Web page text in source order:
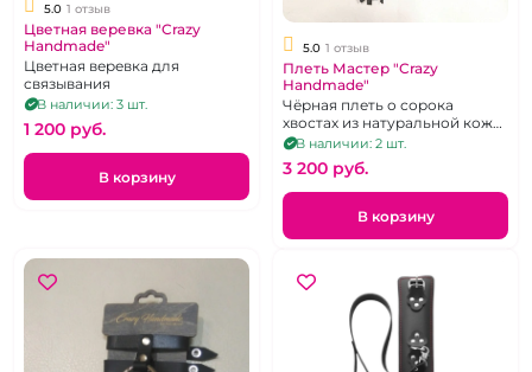
5.0 1 отзыв
Цветная веревка "Crazy
Handmade"
Цветная веревка для
связывания
В наличии: 3 шт.
1 200 pуб.
В корзину
5.0 1 отзыв
Плеть Мастер "Crazy
Handmade"
Чёрная плеть о сорока
хвостах из натуральной кожи
с рукоятью из
хромированного металла.
В наличии: 2 шт.
3 200 pуб.
В корзину